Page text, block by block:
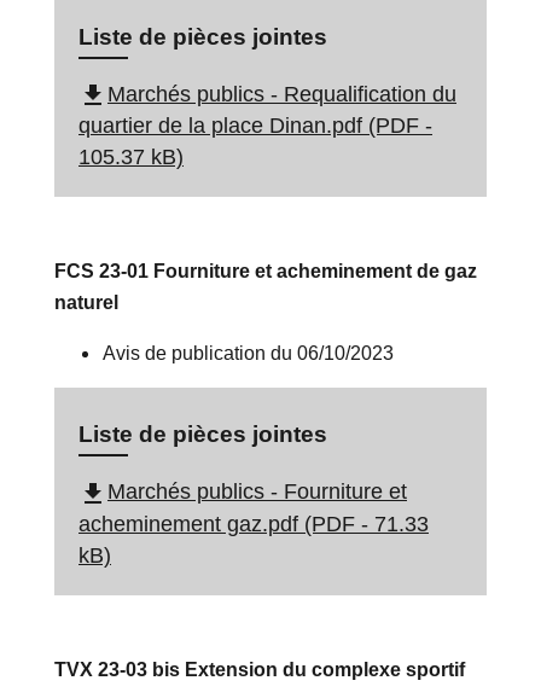
Liste de pièces jointes
file_download Marchés publics - Requalification du
quartier de la place Dinan.pdf (PDF -
105.37 kB)
FCS 23-01 Fourniture et acheminement de gaz
naturel
Avis de publication du 06/10/2023
Liste de pièces jointes
file_download Marchés publics - Fourniture et
acheminement gaz.pdf (PDF - 71.33
kB)
TVX 23-03 bis Extension du complexe sportif